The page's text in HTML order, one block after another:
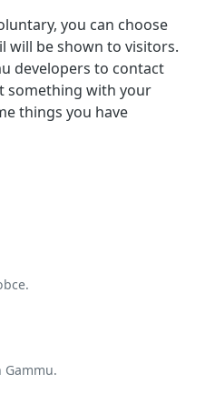
you can choose
will be shown to visitors.
developers to contact
something with your
things you have